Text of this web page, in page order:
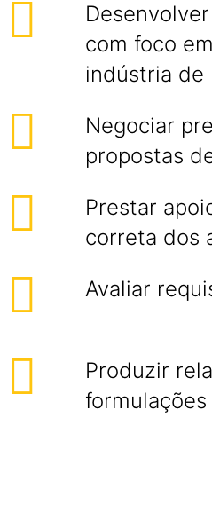
com foco
indústria de
Negociar
propostas
Prestar
correta dos
Avaliar
Produzir